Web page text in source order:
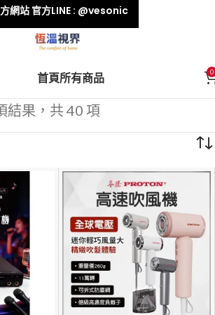
首頁所有商品 0
結果，共 40 項
網站 官方LINE : @vesonic